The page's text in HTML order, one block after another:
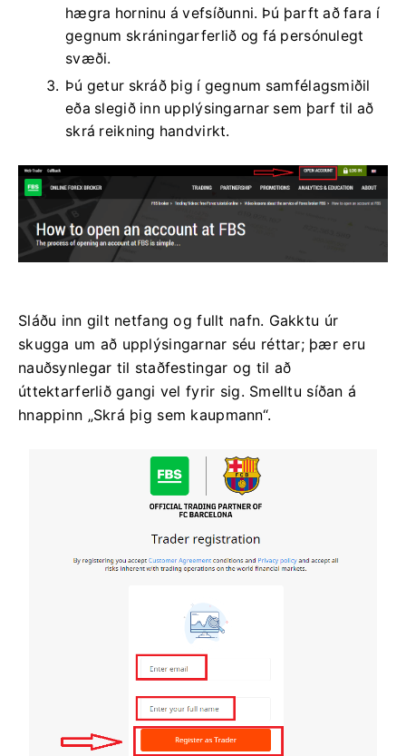
hægra horninu á vefsíðunni. Þú þarft að fara í
gegnum skráningarferlið og fá persónulegt
svæði.
Þú getur skráð þig í gegnum samfélagsmiðil
eða slegið inn upplýsingarnar sem þarf til að
skrá reikning handvirkt.
Sláðu inn gilt netfang og fullt nafn. Gakktu úr
skugga um að upplýsingarnar séu réttar; þær eru
nauðsynlegar til staðfestingar og til að
úttektarferlið gangi vel fyrir sig. Smelltu síðan á
hnappinn „Skrá þig sem kaupmann“.